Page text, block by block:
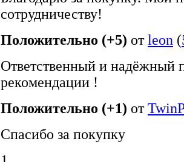
сотрудничеству!
Положительно (+5) отleon (
Ответственный и надёжный
рекомендации !
Положительно (+1) от
Спасибо за покупку